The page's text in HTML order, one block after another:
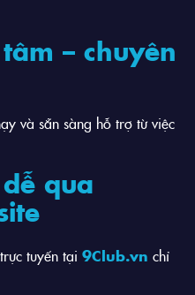
– chuyên
và sẵn sàng hỗ trợ từ việc
qua
tuyến tại 9Club.vn chỉ